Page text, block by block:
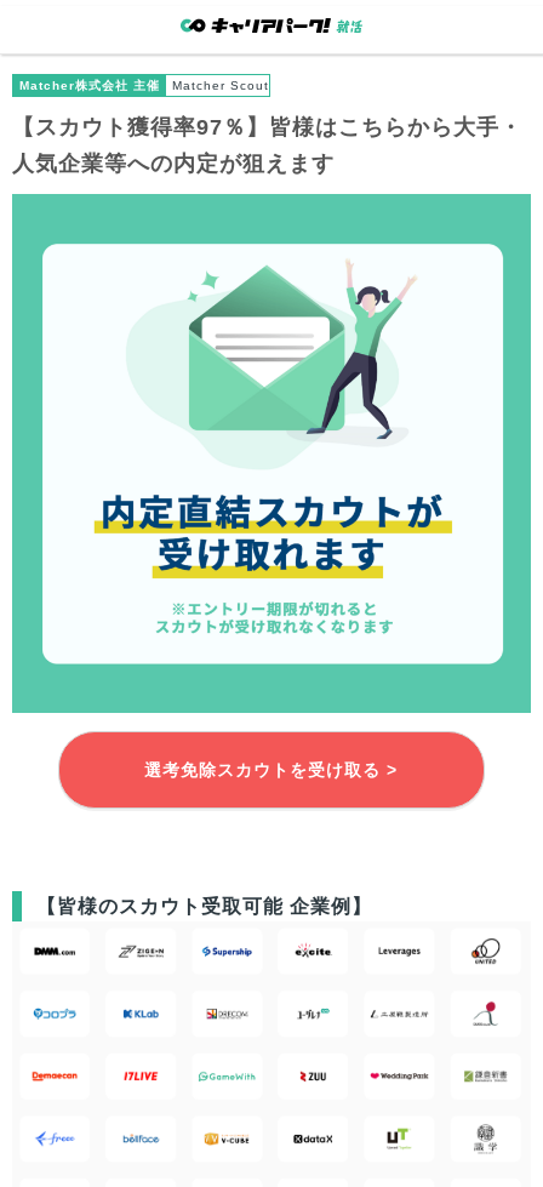
Matcher株式会社 主催 Matcher Scout
【スカウト獲得率97％】 皆様はこちらから大手・
人気企業等への内定が狙えます
選考免除スカウトを受け取る >
【 皆様のスカウト受取可能 企業例】